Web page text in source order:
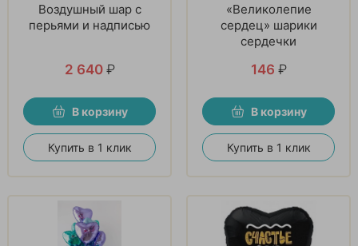
Воздушный шар с
перьями и надписью
2 640 ₽
В корзину
Купить в 1 клик
«Великолепие
сердец» шарики
сердечки
146 ₽
В корзину
Купить в 1 клик